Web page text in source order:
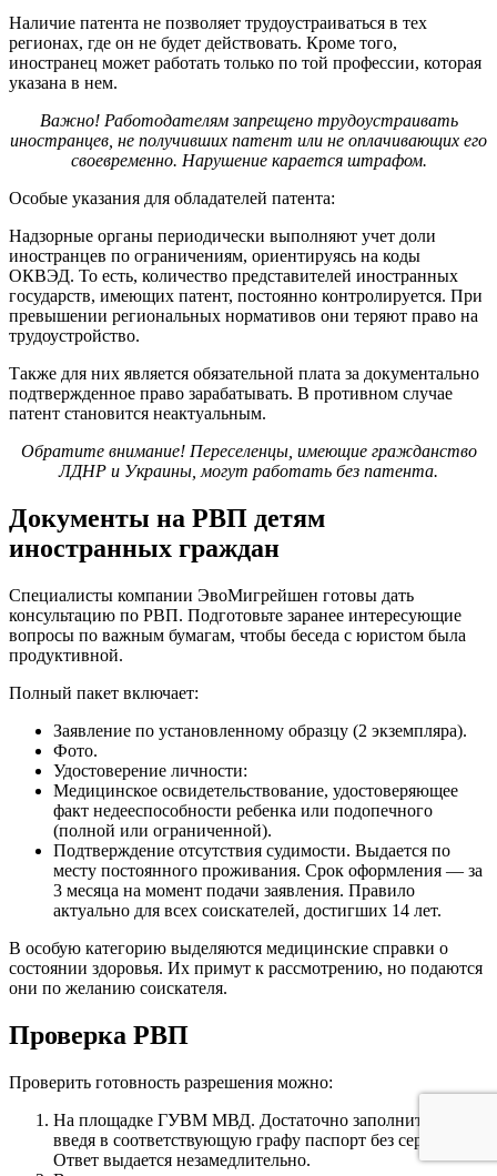
Наличие патента не позволяет трудоустраиваться в тех
регионах, где он не будет действовать. Кроме того,
иностранец может работать только по той профессии, которая
указана в нем.
Важно! Работодателям запрещено трудоустраивать
иностранцев, не получивших патент или не оплачивающих его
своевременно. Нарушение карается штрафом.
Особые указания для обладателей патента:
Надзорные органы периодически выполняют учет доли
иностранцев по ограничениям, ориентируясь на коды
ОКВЭД. То есть, количество представителей иностранных
государств, имеющих патент, постоянно контролируется. При
превышении региональных нормативов они теряют право на
трудоустройство.
Также для них является обязательной плата за документально
подтвержденное право зарабатывать. В противном случае
патент становится неактуальным.
Обратите внимание! Переселенцы, имеющие гражданство
ЛДНР и Украины, могут работать без патента.
Документы на РВП детям
иностранных граждан
Специалисты компании ЭвоМигрейшен готовы дать
консультацию по РВП. Подготовьте заранее интересующие
вопросы по важным бумагам, чтобы беседа с юристом была
продуктивной.
Полный пакет включает:
Заявление по установленному образцу (2 экземпляра).
Фото.
Удостоверение личности:
Медицинское освидетельствование, удостоверяющее
факт недееспособности ребенка или подопечного
(полной или ограниченной).
Подтверждение отсутствия судимости. Выдается по
месту постоянного проживания. Срок оформления — за
3 месяца на момент подачи заявления. Правило
актуально для всех соискателей, достигших 14 лет.
В особую категорию выделяются медицинские справки о
состоянии здоровья. Их примут к рассмотрению, но подаются
они по желанию соискателя.
Проверка РВП
Проверить готовность разрешения можно:
На площадке ГУВМ МВД. Достаточно заполнить форму,
введя в соответствующую графу паспорт без серии.
Ответ выдается незамедлительно.